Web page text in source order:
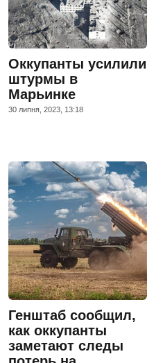
Оккупанты усилили
штурмы в
Марьинке
30 липня, 2023, 13:18
Генштаб сообщил,
как оккупанты
заметают следы